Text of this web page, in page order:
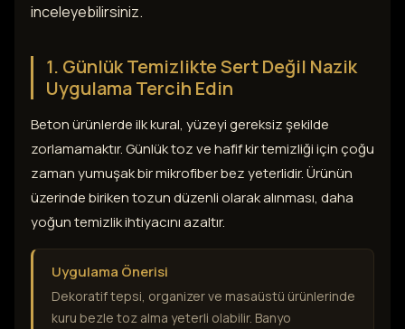
inceleyebilirsiniz.
1. Günlük Temizlikte Sert Değil Nazik
Uygulama Tercih Edin
Beton ürünlerde ilk kural, yüzeyi gereksiz şekilde
zorlamamaktır. Günlük toz ve hafif kir temizliği için çoğu
zaman yumuşak bir mikrofiber bez yeterlidir. Ürünün
üzerinde biriken tozun düzenli olarak alınması, daha
yoğun temizlik ihtiyacını azaltır.
Uygulama Önerisi
Dekoratif tepsi, organizer ve masaüstü ürünlerinde
kuru bezle toz alma yeterli olabilir. Banyo